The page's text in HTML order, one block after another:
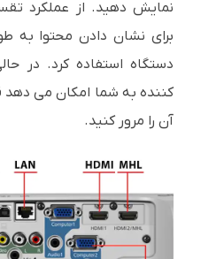
نمایش دهید. از عملکرد
برای نشان دادن محتوا به
دستگاه استفاده کرد. در
کننده به شما امکان می دهد
آن را مرور کنید.